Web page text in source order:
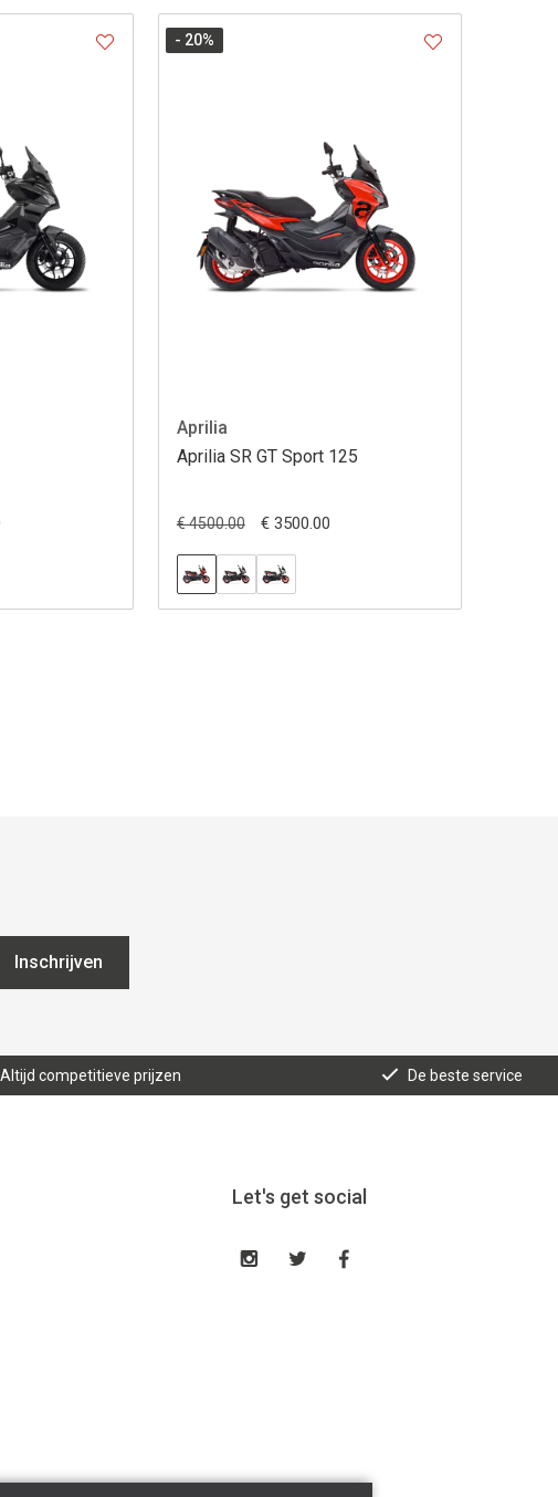
Aprilia
Aprilia SR GT Sport 125
€ 4500.00 € 3500.00
- 20%
Inschrijven
Altijd competitieve prijzen De beste service
Let's get social